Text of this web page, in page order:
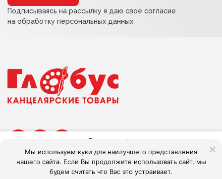
В наличии: 34
В корзину
Подписываясь на рассылку я даю свое согласие
на обработку персональных данных
Сделано в Adlibis
Мы используем куки для наилучшего представления
нашего сайта. Если Вы продолжите использовать сайт, мы
будем считать что Вас это устраивает.